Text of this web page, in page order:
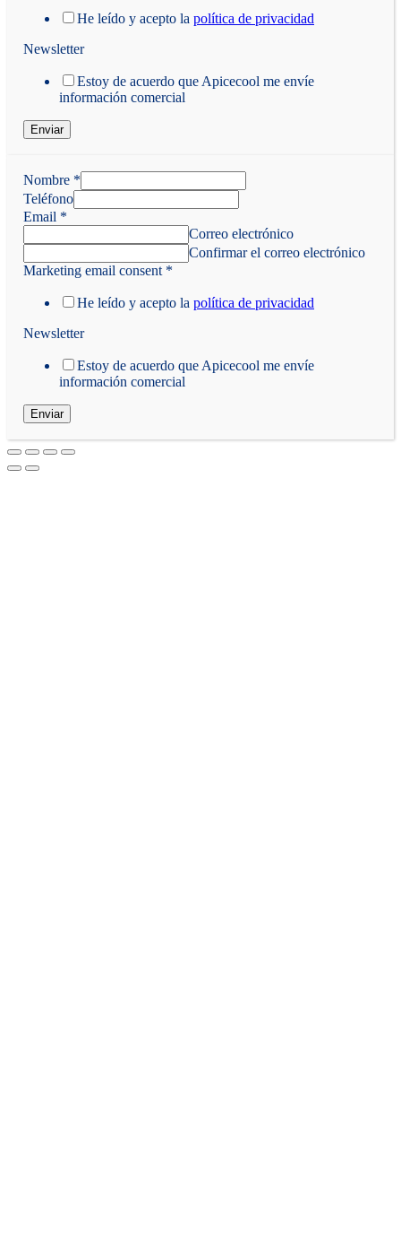
He leído y acepto la política de privacidad
Newsletter
Estoy de acuerdo que Apicecool me envíe
información comercial
Enviar
Nombre *
Teléfono
Email *
Correo electrónico
Confirmar el correo electrónico
Marketing email consent *
He leído y acepto la política de privacidad
Newsletter
Estoy de acuerdo que Apicecool me envíe
información comercial
Enviar